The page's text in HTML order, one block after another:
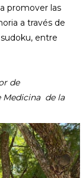
promover las
a través de
entre
de
Medicina de la